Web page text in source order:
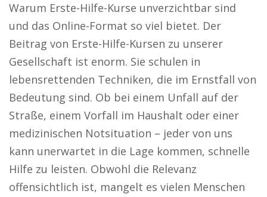
Warum Erste-Hilfe-Kurse unverzichtbar sind
und das Online-Format so viel bietet. Der
Beitrag von Erste-Hilfe-Kursen zu unserer
Gesellschaft ist enorm. Sie schulen in
lebensrettenden Techniken, die im Ernstfall von
Bedeutung sind. Ob bei einem Unfall auf der
Straße, einem Vorfall im Haushalt oder einer
medizinischen Notsituation – jeder von uns
kann unerwartet in die Lage kommen, schnelle
Hilfe zu leisten. Obwohl die Relevanz
offensichtlich ist, mangelt es vielen Menschen